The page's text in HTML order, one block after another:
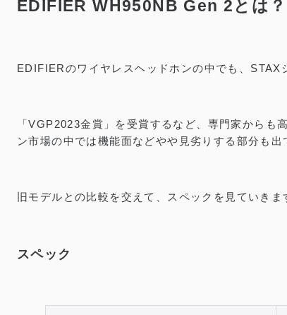
EDIFIER WH950NB Gen 2とは？
EDIFIERのワイヤレスヘッドホンの中でも、STAX
「VGP2023金賞」を受賞するなど、専門家から
ン市場の中では機能面などやや見劣りする部分も
旧モデルとの比較を交えて、スペックを見ていきま
スペック